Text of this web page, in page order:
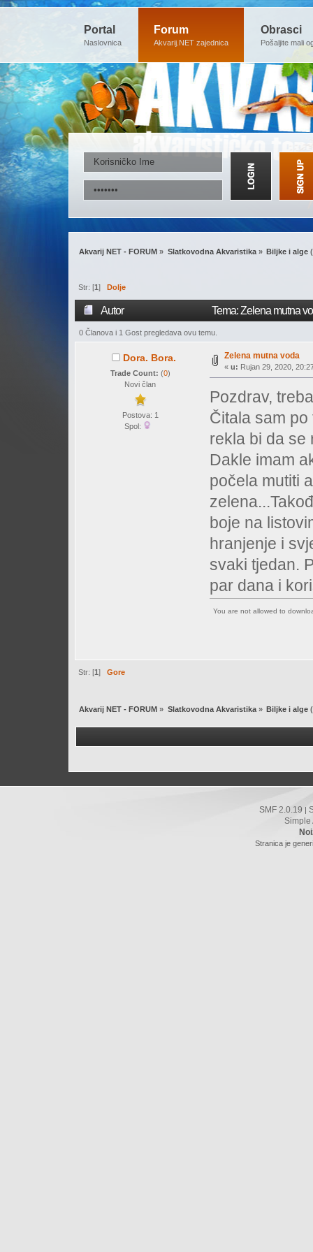
Portal
Naslovnica
Forum
Akvarij.NET zajednica
Obrasci
Pošaljite mali
Akvarij NET - FORUM » Slatkovodna Akvaristika» Biljke i alge
Str: [1] Dolje
Autor Tema: Zelena mutna
0 Članova i 1 Gost pregledava ovu temu.
Dora. Bora.
Trade Count: (0)
Novi član
Postova: 1
Spol:
Zelena mutna voda
« u: Rujan 29, 2020,
Pozdrav,
Čitala sam
rekla bi da se
Dakle imam
počela mutiti
boje na
hranjenje i
svaki tjedan.
par dana i
You are not allowed to
Str: [1]Gore
Akvarij NET - FORUM » Slatkovodna Akvaristika» Biljke i alge
SMF 2.0.19 |
Simple
Stranica je